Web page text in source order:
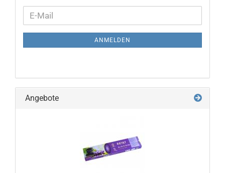
WEITER
ZUR
NEWSLETTER-
ANMELDUNG
E-
ANMELDEN
Angebote